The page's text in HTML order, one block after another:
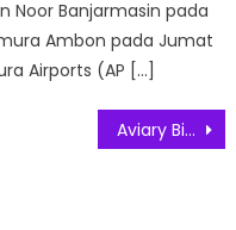
Noor Banjarmasin pada
Ambon pada Jumat
Airports (AP […]
Aviary Bintaro Berikan Pengalaman Makan Sepuasnya Tanpa Batasan Waktu ”The Brunch Bash”